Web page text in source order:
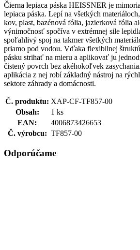
Čierna lepiaca páska HEISSNER je
lepiaca páska. Lepí na všetkých
kov, plast, bazénová fólia, jazierková fólia
výnimočnosť spočíva v extrémnej sile
spoľahlivý spoj na takmer všetkých
priamo pod vodou. Vďaka flexibilnej
pásku strihať na mieru a aplikovať ju
čistený povrch bez akéhokoľvek
aplikácia z nej robí základný nástroj na
sektore záhrady a domácnosti.
Č. produktu: XAP-CF-TF857-00
Obsah:
1 ks
EAN:
4006873426653
Č. výrobcu: TF857-00
Odporúčame